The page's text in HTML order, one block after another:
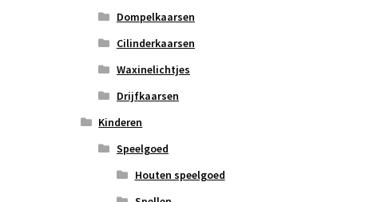
Dompelkaarsen
Cilinderkaarsen
Waxinelichtjes
Drijfkaarsen
Kinderen
Speelgoed
Houten speelgoed